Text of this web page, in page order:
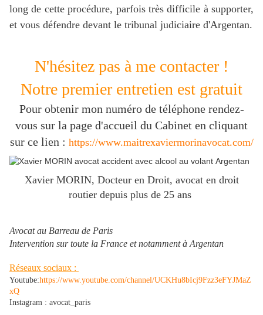
long de cette procédure, parfois très difficile à supporter,
et vous défendre devant le tribunal judiciaire d'Argentan.
N'hésitez pas à me contacter !
Notre premier entretien est gratuit
Pour obtenir mon numéro de téléphone rendez-
vous sur la page d'accueil du Cabinet en cliquant
sur ce lien : https://www.maitrexaviermorinavocat.com/
Xavier MORIN, Docteur en Droit, avocat en droit
routier depuis plus de 25 ans
Avocat au Barreau de Paris
Intervention sur toute la France et notamment à Argentan
Réseaux sociaux :
Youtube:https://www.youtube.com/channel/UCKHu8bIcj9Fzz3eFYJMaZ
xQ
Instagram : avocat_paris